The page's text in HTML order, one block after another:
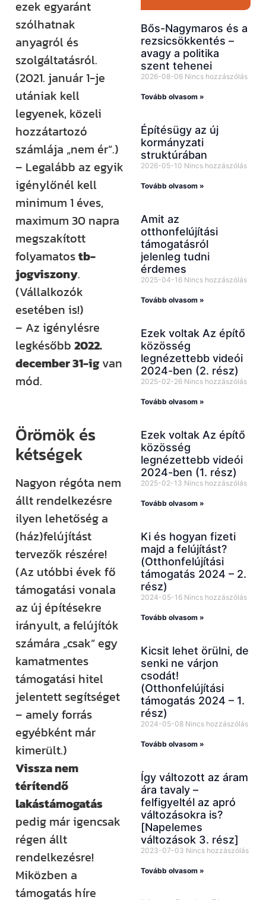
ezek egyaránt
szólhatnak
anyagról és
szolgáltatásról.
(2021. január 1-je
utániak kell
legyenek, közeli
hozzátartozó
számlája „nem ér”.)
– Legalább az egyik
igénylőnél kell
minimum 1 éves,
maximum 30 napra
megszakított
folyamatostb-
jogviszony.
(Vállalkozók
esetében is!)
– Az igénylésre
legkésőbb2022.
december 31-ig van
mód.
Örömök és
kétségek
Nagyon régóta nem
állt rendelkezésre
ilyen lehetőség a
(ház)felújítást
tervezők részére!
(Az utóbbi évek fő
támogatási vonala
az új építésekre
irányult, a felújítók
számára „csak” egy
kamatmentes
támogatási hitel
jelentett segítséget
– amely forrás
egyébként már
kimerült.)
Vissza nem
térítendő
lakástámogatás
pedig már igencsak
régen állt
rendelkezésre!
Miközben a
támogatás híre
Bős-Nagymaros és a
rezsicsökkentés –
avagy a politika
szent tehenei
2026-08-06 Nincs hozzászólás
Tovább olvasom »
Építésügy az új
kormányzati
struktúrában
2026-05-10 Nincs hozzászólás
Tovább olvasom »
Amit az
otthonfelújítási
támogatásról
jelenleg tudni
érdemes
2025-04-16 Nincs hozzászólás
Tovább olvasom »
Ezek voltak Az építő
közösség
legnézettebb videói
2024-ben (2. rész)
2025-02-26 Nincs hozzászólás
Tovább olvasom »
Ezek voltak Az építő
közösség
legnézettebb videói
2024-ben (1. rész)
2025-02-13 Nincs hozzászólás
Tovább olvasom »
Ki és hogyan fizeti
majd a felújítást?
(Otthonfelújítási
támogatás 2024 – 2.
rész)
2024-05-16 Nincs hozzászólás
Tovább olvasom »
Kicsit lehet örülni, de
senki ne várjon
csodát!
(Otthonfelújítási
támogatás 2024 – 1.
rész)
2024-05-08 Nincs hozzászólás
Tovább olvasom »
Így változott az áram
ára tavaly –
felfigyeltél az apró
változásokra is?
[Napelemes
változások 3. rész]
2023-07-03 Nincs hozzászólás
Tovább olvasom »